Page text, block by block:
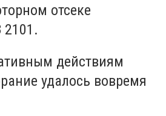
отсеке
2101.
действиям
удалось вовремя